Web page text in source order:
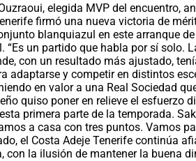
elegida MVP del
firmó una nueva victoria de
blanquiazul en este arranque
“Es un partido que habla por sí
con un resultado más ajustado,
adaptarse y competir en distintos
en valor a una Real Sociedad
quiso poner en relieve el
primera parte de la temporada.
a casa con tres puntos. Vamos
el Costa Adeje Tenerife continúa
la ilusión de mantener la buena